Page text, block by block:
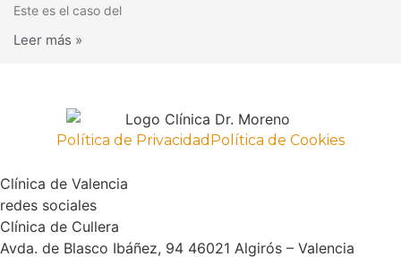
Este es el caso del
Leer más »
Política de Privacidad Política de Cookies
Clínica de Valencia
redes sociales
Clínica de Cullera
Avda. de Blasco Ibáñez, 94 46021 Algirós – Valencia